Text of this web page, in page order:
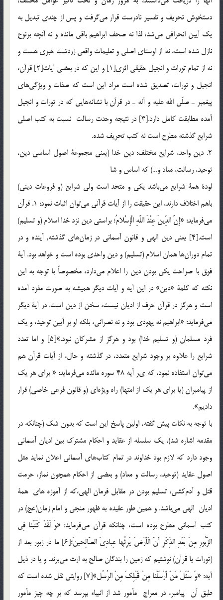
دستخوش تحريف و تفسير نادرست قرار مي‌گرفت و پس از چندي تبديل به
يك آيين انحرافي مي‌شد، لذا نه صحف ابراهيم باقي مانده و نه آنچه برنوح
نازل شده است، نه از اوستاي اصلي و تعليمات واقعي زردشت خبري هست و
نه از تمام تورات و انجيل حقيقي اثري[1] و اين كه در بعضي آيات[2] قرآن،
انجيل و تورات، تصديق شده است مراد اين است كه صفات و ويژگي‌هاي
پيغمبر ـ صلّي الله عليه و آله ـ در قرآن با نشانه‌هايي كه در تورات و انجيل
آمده مطابقت كامل دارد.[3] در نتيجه وحدت رسالت نسبت به كتب اصلي
شرايع گذشته مطرح است نه كتب تحريف شده.
2. دين واحد، شرايع مختلف: دين خدا (يعني مجموعة اصول اساسي دين،
توحيد، رسالت، معاد و…) كه اساس و شا
لودة همة شرايع مي‌باشد يكي و متحد است ولي شرايع (و فروعات ديني)
باهم اختلاف دارند، اين حقيقت را از آيات قرآني مي‌توان اثبات نمود: 1. قرآن
مي‌فرمايد: «إِنَّ الدِّينَ عِنْدَ اللَّهِ الْإِسْلامُ؛ براستي دين نزد خدا اسلام (و تسليم)
است.[4] يعني دين الهي و قانون آسماني در زمان‌هاي گذشته, آينده و در
تمام دوران‌ها همان اسلام (تسليم) و دين واحدي بوده است و خواهد بود. آية
فوق با صراحت يكي بودن دين را اعلام مي‌دارد، مخصوصاً با توجه به اين
نكته كه كلمة «دين» در اين آيه و آيات ديگر هميشه به صورت مفرد آمده
است و هرگز در قرآن حرف از اديان نيست، سخن از دين است. در آية ديگر
مي‌فرمايد: «ابراهيم نه يهودي بود و نه نصراني، بلكه او بر آيين توحيد، و يك
فرد مسلمان (و تسليم خدا) بود و هرگز از مشركان نبود.»[5] و اما تعدد
شرايع را علاوه بر وجود شرايع متعدد، در گذشته و حال، از آيات قرآن هم
مي‌توان استفاده نمود، كه ىر آيه 48 سوره مائده مي‌فرمايد: « براي هر يك
از پيامبران (يا براي هر يك از امتها) راه ويژه‌اي (و قانون فرعي خاصي) قرار
داديم».
با توجه به نكات پيش گفته، اولين پاسخ اين است كه بدون شك (چنانكه در
مقدمه اشاره شد)، يك سلسله از عقايد و احكام مشترك بين اديان آسماني
وجود دارد كه لازم بود خداوند در تمام كتاب‌هاي آسماني اعلان نمايد مثل
اصول عقايد (توحيد، رسالت و معاد) و بعضي از احكام همچون نماز، حرمت
قتل و آدم‌كشي، تسليم بودن در مقابل فرمان الهي،كه از آموزه هاي همة
اديان الهي مي‌باشد. و همين طور عقيده به ظهور منجي و امام زمان(عج) در
كتب آسماني مطرح بوده است، چنانكه قرآن مي‌فرمايد: «وَ لَقَدْ كَتَبْنا فِي
الزَّبُورِ مِنْ بَعْدِ الذِّكْرِ أَنَّ الْأَرْضَ يَرِثُها عِبادِيَ الصَّالِحينَ؛[6] ما در زبور بعد از
(تورات يا قرآن) نوشتيم كه زمين را بندگان صالح به ارث مي‌برند. و يا در ذيل
آيه: «وَ سْئَلْ مَنْ أَرْسَلْنا مِنْ قَبْلِكَ مِنْ الرُسُل»[7] روايتي نقل شده است كه
طبق آن پيامبر، در معراج مأمور شد از انبياء بپرسد كه بر چه چيز مأمور